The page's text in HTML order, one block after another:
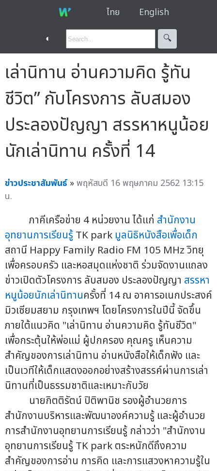
ไทย English
◐ 🔍︎
เล่านิทาน อ่านความคิด รู้ทัน
ชีวิต” กับโครงการ ลับสมอง
ประลองปัญญา สรรหาหนูน้อย
นักเล่านิทาน ครั้งที่ 14
ข่าวประชาสัมพันธ์ »พฤหัสบดี 16 พฤษภาคม 2562 13:15
น.
ภาคีเครือข่าย 4 หน่วยงาน ได้แก่ สำนักงาน
อุทยานการเรียนรู้TK park มูลนิธิหนังสือเพื่อเด็ก
สถานี Happy Family Radio FM 105 MHz วิทยุ
เพื่อครอบครัว และหอสมุดแห่งชาติ ร่วมจัดงานแถลง
ข่าวเปิดตัวโครงการ ลับสมอง ประลองปัญญา สรรหา
หนูน้อยนักเล่านิทานครั้งที่ 14 ณ อาคารอเนกประสงค์
มิวเซียมสยาม กรุงเทพฯ โดยโครงการในปีนี้ จัดขึ้น
ภายใต้แนวคิด "เล่านิทาน อ่านความคิด รู้ทันชีวิต"
เพื่อกระตุ้นให้พ่อแม่ ผู้ปกครอง คุณครู เห็นความ
สำคัญของการเล่านิทาน อ่านหนังสือให้เด็กฟัง และ
เป็นเวทีให้เด็กแสดงออกอย่างสร้างสรรค์ผ่านการเล่า
นิทานที่เป็นธรรมชาติและเหมาะกับวัย
นายกิตติรัตน์ ปิติพานิช รองผู้อำนวยการ
สำนักงานบริหารและพัฒนาองค์ความรู้ และผู้อำนวย
การสำนักงานอุทยานการเรียนรู้ กล่าวว่า "สำนักงาน
อุทยานการเรียนรู้ TK park ตระหนักดีถึงความ
สำคัญของการอ่าน การคิด และการแสวงหาความรู้ใน